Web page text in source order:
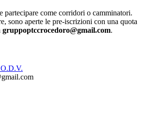
partecipare come corridori o camminatori.
sono aperte le pre-iscrizioni con una quota
gruppoptccrocedoro@gmail.com.